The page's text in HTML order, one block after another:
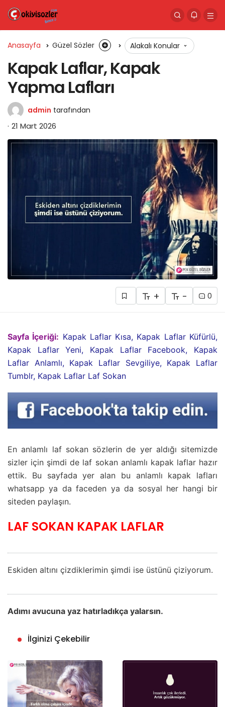
Anasayfa Güzel Sözler Alakalı Konular
Kapak Laflar, Kapak
Yapma Lafları
admin tarafından
21 Mart 2026
+ - 0
Sayfa İçeriği: Kapak Laflar Kısa, Kapak Laflar Küfürlü,
Kapak Laflar Yeni, Kapak Laflar Facebook, Kapak
Laflar Anlamlı, Kapak Laflar Sevgiliye, Kapak Laflar
Tumblr, Kapak Laflar Laf Sokan
En anlamlı laf sokan sözlerin de yer aldığı sitemizde
sizler için şimdi de laf sokan anlamlı kapak laflar hazır
ettik. Bu sayfada yer alan bu anlamlı kapak lafları
whatsapp ya da faceden ya da sosyal her hangi bir
siteden paylaşın.
LAF SOKAN KAPAK LAFLAR
Eskiden altını çizdiklerimin şimdi ise üstünü çiziyorum.
Adımı avucuna yaz hatırladıkça yalarsın.
İlginizi Çekebilir